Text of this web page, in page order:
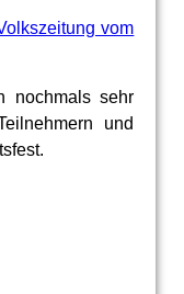
vom
nochmals sehr
und